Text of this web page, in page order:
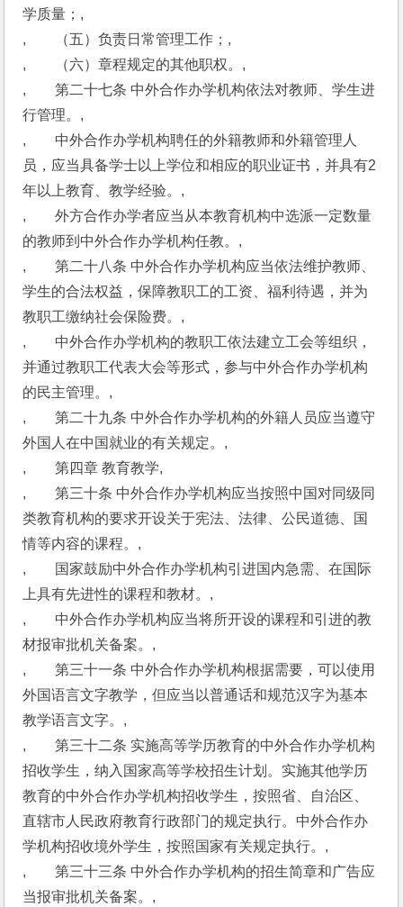
学质量；,
,　　（五）负责日常管理工作；,
,　　（六）章程规定的其他职权。,
,　　第二十七条 中外合作办学机构依法对教师、学生进
行管理。,
,　　中外合作办学机构聘任的外籍教师和外籍管理人
员，应当具备学士以上学位和相应的职业证书，并具有2
年以上教育、教学经验。,
,　　外方合作办学者应当从本教育机构中选派一定数量
的教师到中外合作办学机构任教。,
,　　第二十八条 中外合作办学机构应当依法维护教师、
学生的合法权益，保障教职工的工资、福利待遇，并为
教职工缴纳社会保险费。,
,　　中外合作办学机构的教职工依法建立工会等组织，
并通过教职工代表大会等形式，参与中外合作办学机构
的民主管理。,
,　　第二十九条 中外合作办学机构的外籍人员应当遵守
外国人在中国就业的有关规定。,
,　　第四章 教育教学,
,　　第三十条 中外合作办学机构应当按照中国对同级同
类教育机构的要求开设关于宪法、法律、公民道德、国
情等内容的课程。,
,　　国家鼓励中外合作办学机构引进国内急需、在国际
上具有先进性的课程和教材。,
,　　中外合作办学机构应当将所开设的课程和引进的教
材报审批机关备案。,
,　　第三十一条 中外合作办学机构根据需要，可以使用
外国语言文字教学，但应当以普通话和规范汉字为基本
教学语言文字。,
,　　第三十二条 实施高等学历教育的中外合作办学机构
招收学生，纳入国家高等学校招生计划。实施其他学历
教育的中外合作办学机构招收学生，按照省、自治区、
直辖市人民政府教育行政部门的规定执行。中外合作办
学机构招收境外学生，按照国家有关规定执行。,
,　　第三十三条 中外合作办学机构的招生简章和广告应
当报审批机关备案。,